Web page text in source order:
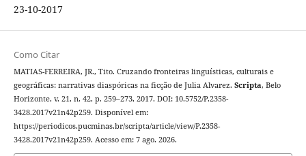
23-10-2017
Como Citar
MATIAS-FERREIRA, JR., Tito. Cruzando fronteiras linguísticas, culturais e
geográficas: narrativas diaspóricas na ficção de Julia Alvarez. Scripta, Belo
Horizonte, v. 21, n. 42, p. 259–273, 2017. DOI: 10.5752/P.2358-
3428.2017v21n42p259. Disponível em:
https://periodicos.pucminas.br/scripta/article/view/P.2358-
3428.2017v21n42p259. Acesso em: 7 ago. 2026.